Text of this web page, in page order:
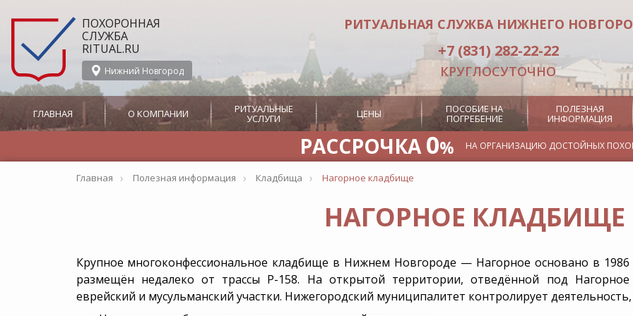
ПОХОРОННАЯ
СЛУЖБА
RITUAL.RU
Нижний Новгород
РИТУАЛЬНАЯ СЛУЖБА НИЖНЕГО
+7 (831) 282-22-22
КРУГЛОСУТОЧНО
ГЛАВНАЯ О КОМПАНИИ
О службе Ritual.ru в
Сотрудничество
СМИ о Ritual.ru
РИТУАЛЬНЫЕ
УСЛУГИ
Организация
Бальзамирование
Дополнительная скидка в
5000 рублей от компании
Бесплатные похороны
Организация похорон в
беспроцентную рассрочку
от Ritual.ru
Услуги
церемониймейстера
Заказ похоронного
оркестра
Заказ ритуального лифта
Место на
Посмертная
ЦЕНЫ ПОСОБИЕ НА
ПОГРЕБЕНИЕ
ПОЛЕЗНАЯ
ИНФОРМАЦИЯ
РАССРОЧКА 0% НА ОРГАНИЗАЦИЮ ДОСТОЙНЫХ
Главная › Полезная информация › Кладбища › Нагорное кладбище
НАГОРНОЕ КЛАДБИЩЕ
Крупное многоконфессиональное кладбище в Нижнем Новгороде — Нагорное основано в
размещён недалеко от трассы Р-158. На открытой территории, отведённой под
еврейский и мусульманский участки. Нижегородский муниципалитет контролирует